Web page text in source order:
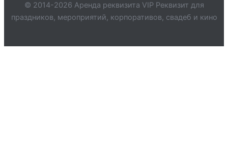
© 2014-2026 Аренда реквизита VIP Реквизит для
праздников, мероприятий, корпоративов, свадеб и кино